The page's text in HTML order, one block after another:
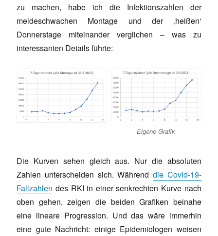
zu machen, habe ich die Infektionszahlen der
meldeschwachen Montage und der ‚heißen‘
Donnerstage miteinander verglichen – was zu
interessanten Details führte:
Eigene Grafik
Die Kurven sehen gleich aus. Nur die absoluten
Zahlen unterscheiden sich. Während die Covid-19-
Fallzahlen des RKI in einer senkrechten Kurve nach
oben gehen, zeigen die beiden Grafiken beinahe
eine lineare Progression. Und das wäre immerhin
eine gute Nachricht: einige Epidemiologen weisen